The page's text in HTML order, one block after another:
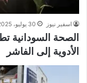
اسفير نيوز 30 يوليو، 2025
الأدوية إلى الفاشر